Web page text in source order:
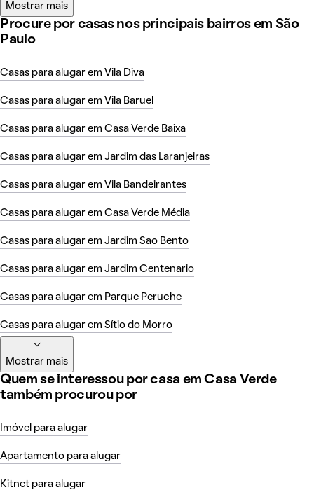
Mostrar mais
Procure por casas nos principais bairros em São
Paulo
Casas para alugar em Vila Diva
Casas para alugar em Vila Baruel
Casas para alugar em Casa Verde Baixa
Casas para alugar em Jardim das Laranjeiras
Casas para alugar em Vila Bandeirantes
Casas para alugar em Casa Verde Média
Casas para alugar em Jardim Sao Bento
Casas para alugar em Jardim Centenario
Casas para alugar em Parque Peruche
Casas para alugar em Sítio do Morro
Mostrar mais
Quem se interessou por casa em Casa Verde
também procurou por
Imóvel para alugar
Apartamento para alugar
Kitnet para alugar